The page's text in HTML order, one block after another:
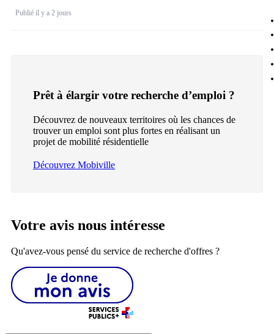
Publié il y a 2 jours
Prêt à élargir votre recherche d’emploi ?
Découvrez de nouveaux territoires où les chances de
trouver un emploi sont plus fortes en réalisant un
projet de mobilité résidentielle
Découvrez Mobiville
Votre avis nous intéresse
Qu'avez-vous pensé du service de recherche d'offres ?